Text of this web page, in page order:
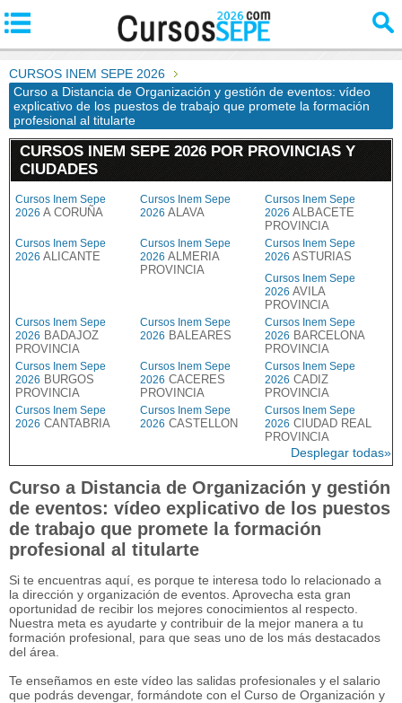
CURSOS INEM SEPE 2026
Curso a Distancia de Organización y gestión de eventos: vídeo
explicativo de los puestos de trabajo que promete la formación
profesional al titularte
CURSOS INEM SEPE 2026 POR PROVINCIAS Y
CIUDADES
Cursos Inem Sepe
2026 A CORUÑA
Cursos Inem Sepe
2026 ALAVA
Cursos Inem Sepe
2026 ALBACETE
PROVINCIA
Cursos Inem Sepe
2026 ALICANTE
Cursos Inem Sepe
2026 ALMERIA
PROVINCIA
Cursos Inem Sepe
2026 ASTURIAS
Cursos Inem Sepe
2026 AVILA
PROVINCIA
Cursos Inem Sepe
2026 BADAJOZ
PROVINCIA
Cursos Inem Sepe
2026 BALEARES
Cursos Inem Sepe
2026 BARCELONA
PROVINCIA
Cursos Inem Sepe
2026 BURGOS
PROVINCIA
Cursos Inem Sepe
2026 CACERES
PROVINCIA
Cursos Inem Sepe
2026 CADIZ
PROVINCIA
Cursos Inem Sepe
2026 CANTABRIA
Cursos Inem Sepe
2026 CASTELLON
Cursos Inem Sepe
2026 CIUDAD REAL
PROVINCIA
Desplegar todas»
Curso a Distancia de Organización y gestión
de eventos: vídeo explicativo de los puestos
de trabajo que promete la formación
profesional al titularte
Si te encuentras aquí, es porque te interesa todo lo relacionado a
la dirección y organización de eventos. Aprovecha esta gran
oportunidad de recibir los mejores conocimientos al respecto.
Nuestra meta es ayudarte y contribuir de la mejor manera a tu
formación profesional, para que seas uno de los más destacados
del área.
Te enseñamos en este vídeo las salidas profesionales y el salario
que podrás devengar, formándote con el Curso de Organización y